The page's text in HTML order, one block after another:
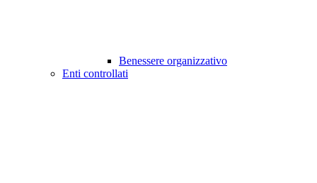
Benessere organizzativo
Enti controllati